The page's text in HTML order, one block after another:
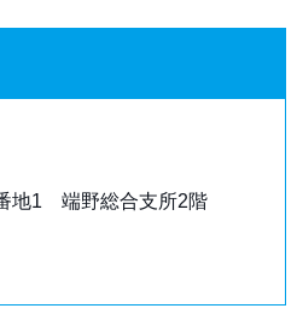
地1 端野総合支所2階